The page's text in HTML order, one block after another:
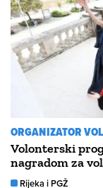
ORGANIZATOR
Volonterski
nagradom za
Rijeka i PGŽ